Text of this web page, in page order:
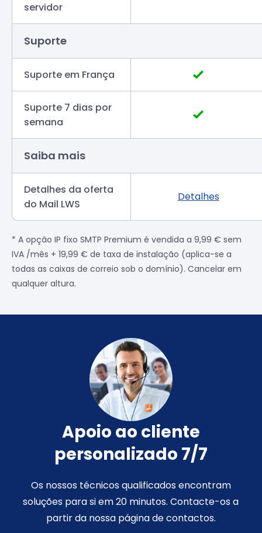
servidor
Suporte
Suporte em França
Suporte 7 dias por
semana
Saiba mais
Detalhes da oferta
do Mail LWS
Detalhes
* A opção IP fixo SMTP Premium é vendida a 9,99 € sem
IVA /mês + 19,99 € de taxa de instalação (aplica-se a
todas as caixas de correio sob o domínio). Cancelar em
qualquer altura.
Apoio ao cliente
personalizado 7/7
Os nossos técnicos qualificados encontram
soluções para si em 20 minutos. Contacte-os a
partir da nossa página de contactos.